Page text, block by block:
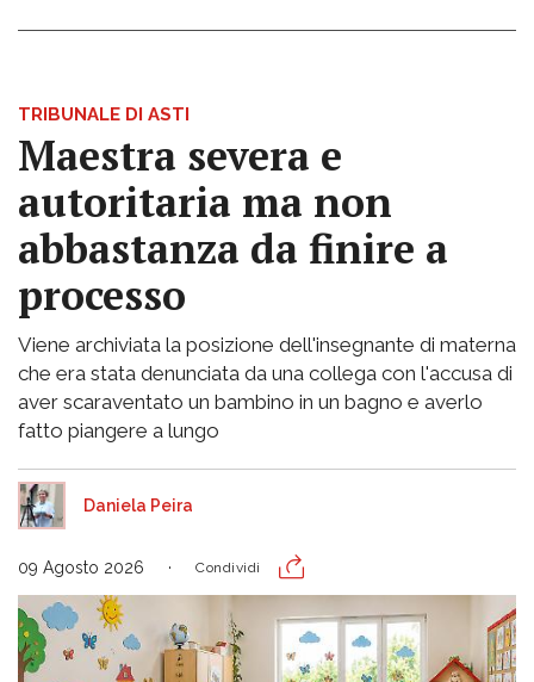
TRIBUNALE DI ASTI
Maestra severa e
autoritaria ma non
abbastanza da finire a
processo
Viene archiviata la posizione dell'insegnante di materna
che era stata denunciata da una collega con l'accusa di
aver scaraventato un bambino in un bagno e averlo
fatto piangere a lungo
Daniela Peira
09 Agosto 2026 Condividi